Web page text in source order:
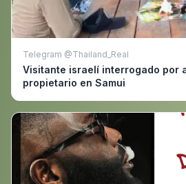
Telegram @Thailand_Real
Visitante israelí interrogado por
propietario en Samui